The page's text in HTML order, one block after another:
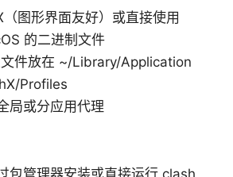
图形界面友好）或直接使用
的二进制文件
件放在 ~/Library/Application
Profiles
局或分应用代理
包管理器安装或直接运行 clash